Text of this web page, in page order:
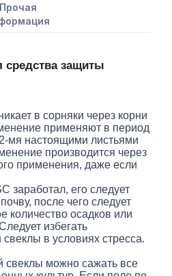
Прочая
защиты
в сорняки через корни
применяют в период
мя настоящими листьями
производится через
применения, даже если
заработал, его следует
после чего следует
количество осадков или
избегать
в условиях стресса.
свеклы можно сажать все